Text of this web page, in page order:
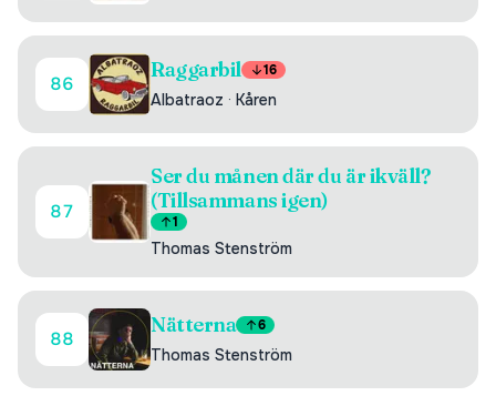
86
Raggarbil 16
Albatraoz · Kåren
87
Ser du månen där du är ikväll?
(Tillsammans igen)
1
Thomas Stenström
88
Nätterna 6
Thomas Stenström